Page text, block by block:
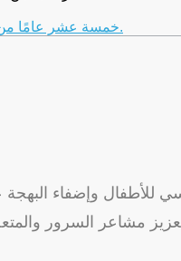
خمسة عشر عامًا من العطاء… وخمسة عشر عامًا من الحلم الذي أصبح واقعًا.
وإضفاء البهجة
مشاعر السرور